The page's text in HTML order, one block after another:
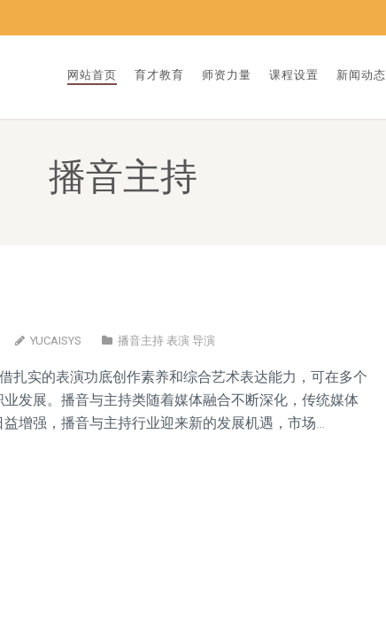
网站首页 育才教育 师资力量 课程设置 新闻动态
播音主持
YUCAISYS 播音主持 表演 导演
扎实的表演功底创作素养和综合艺术表达能力，可在多个
发展。播音与主持类随着媒体融合不断深化，传统媒体
增强，播音与主持行业迎来新的发展机遇，市场…